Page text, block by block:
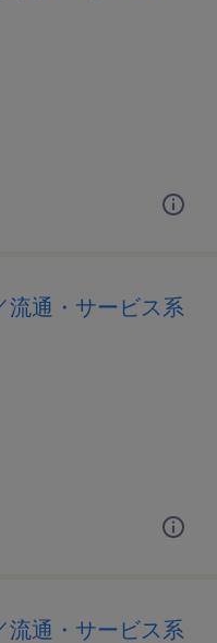
通・サービス系
通・サービス系